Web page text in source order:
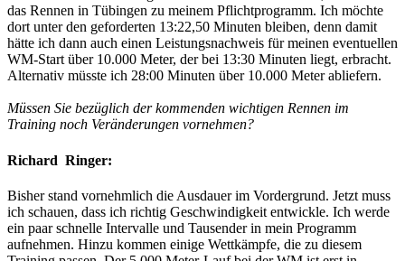
das Rennen in Tübingen zu meinem Pflichtprogramm. Ich möchte
dort unter den geforderten 13:22,50 Minuten bleiben, denn damit
hätte ich dann auch einen Leistungsnachweis für meinen eventuellen
WM-Start über 10.000 Meter, der bei 13:30 Minuten liegt, erbracht.
Alternativ müsste ich 28:00 Minuten über 10.000 Meter abliefern.
Müssen Sie bezüglich der kommenden wichtigen Rennen im
Training noch Veränderungen vornehmen?
Richard Ringer:
Bisher stand vornehmlich die Ausdauer im Vordergrund. Jetzt muss
ich schauen, dass ich richtig Geschwindigkeit entwickle. Ich werde
ein paar schnelle Intervalle und Tausender in mein Programm
aufnehmen. Hinzu kommen einige Wettkämpfe, die zu diesem